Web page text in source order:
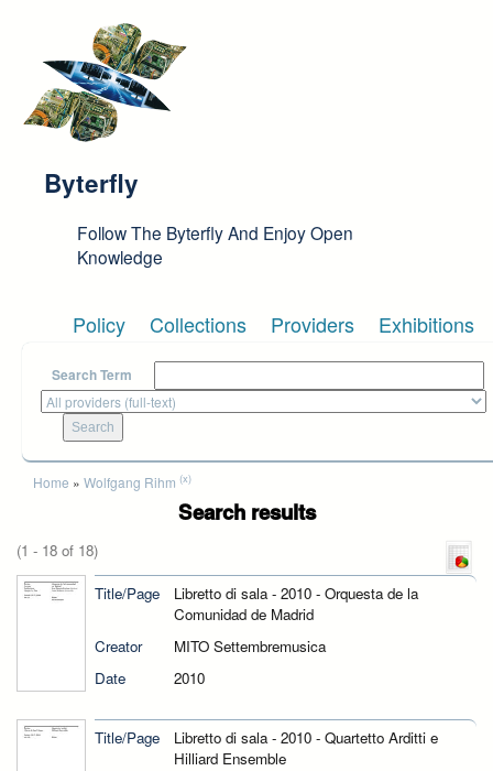
Byterfly
Follow The Byterfly And Enjoy Open
Knowledge
Policy Collections Providers Exhibitions
Search Term
You are here
Home » Wolfgang Rihm (x)
Search results
(1 - 18 of 18)
Title/Page
Libretto di sala - 2010 - Orquesta de la
Comunidad de Madrid
Creator
MITO Settembremusica
Date
2010
Title/Page
Libretto di sala - 2010 - Quartetto Arditti e
Hilliard Ensemble